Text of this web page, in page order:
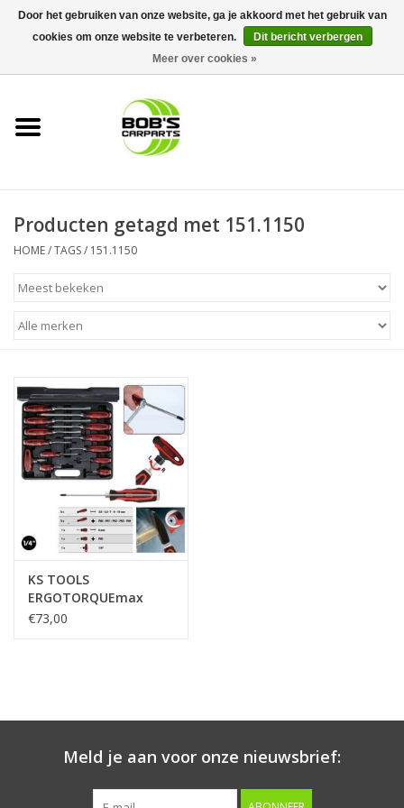
0 Artikelen - €0,00
KS TOOLS
Next Gereedschapswagens
Opbergsystemen
Automaterialen
Starten & laden
Diagnose & meten
Handgereedschap
Luchtgereedschap
Producten getagd met 151.1150
HOME/TAGS/ 151.1150
KS TOOLS
ERGOTORQUEmax
schroevendraaierset
€73,00
Meld je aan voor onze nieuwsbrief:
Door het gebruiken van onze website, ga je akkoord met het gebruik van
cookies om onze website te verbeteren.
Dit bericht verbergen
Meer over cookies »